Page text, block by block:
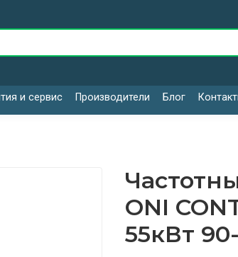
и сервис Производители Блог
ONI
55кВт